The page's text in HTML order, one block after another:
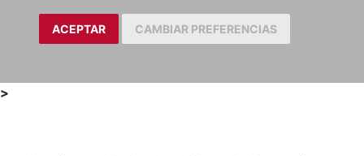
ACEPTAR CAMBIAR PREFERENCIAS
>